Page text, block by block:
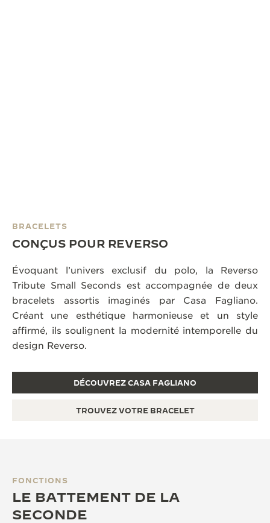
BRACELETS
CONÇUS POUR REVERSO
Évoquant l’univers exclusif du polo, la Reverso
Tribute Small Seconds est accompagnée de deux
bracelets assortis imaginés par Casa Fagliano.
Créant une esthétique harmonieuse et un style
affirmé, ils soulignent la modernité intemporelle du
design Reverso.
DÉCOUVREZ CASA FAGLIANO
TROUVEZ VOTRE BRACELET
FONCTIONS
LE BATTEMENT DE LA
SECONDE